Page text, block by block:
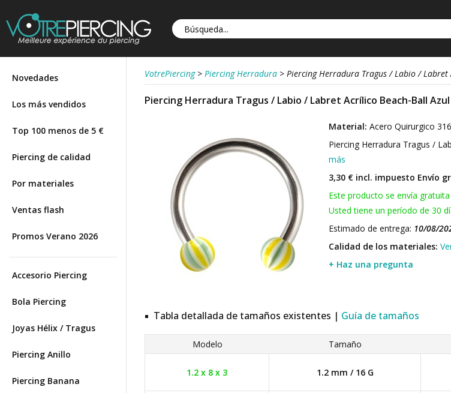
Novedades
Los más vendidos
Top 100 menos de 5 €
Piercing de calidad
Por materiales
Ventas flash
Promos Verano 2026
Accesorio Piercing
Bola Piercing
Joyas Hélix / Tragus
Piercing Anillo
Piercing Banana
VotrePiercing > Piercing Herradura > Piercing Herradura Tragus / Labio /
Piercing Herradura Tragus / Labio / Labret Acrílico Beach-Ball
Material: Acero Quirurgico
Piercing Herradura Tragus /
más
3,30 € incl. impuesto Envío
Este producto se envía
Usted tiene un período de 30
Estimado de entrega: 10/08/
Calidad de los materiales:
+ Haz una pregunta
Tabla detallada de tamaños existentes | Guía de tamaños
Modelo Tamaño
1.2 x 8 x 3 1.2 mm / 16 G